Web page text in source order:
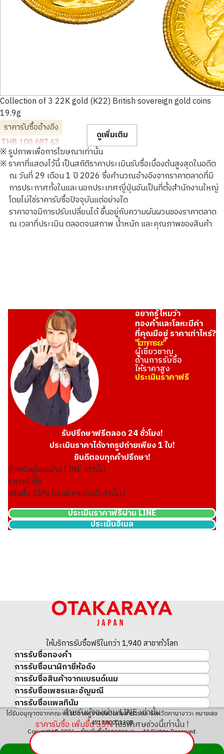
Collection of 3 22K gold (K22) British sovereign gold coins
19.9g
ราคารับซื้ออ้างอิง
THB 100,687.63
ดูเพิ่มเติม
※ รูปภาพเพื่อการโฆษณาเท่านั้น
※ ราคาที่แสดงไว้นี้ เป็นสถิติราคาประเมินรับซื้อเบื้องต้นสูงสุดในอดีต
ณ วันที่ 29 เดือน 1 ปี 2026 ซึ่งคำนวณอ้างอิงจากราคาตลาดที่มี
การประกาศทั้งในและนอกประเทศญี่ปุ่นอันเป็นที่ตั้งสำนักงานใหญ่
โดยไม่ใช่ราคารับซื้อปัจจุบันแต่อย่างใด
ราคาอาจมีการปรับเปลี่ยนได้ ขึ้นอยู่กับความผันผวนของราคาตลาด
ณ เวลาที่ประเมิน ตลอดจนสภาพ น้ำหนัก และคุณภาพของสินค้า
อยากรู้ไหมว่า
ทองคำและโลหะมีค่า
ที่คุณมีอยู่ ราคาเท่าไหร่?
"โอทาคาระยะ"
ผู้เชี่ยวชาญ
ด้านการรับซื้อ
ให้ราคาสูง
ประเมินราคาฟรี
รับปรึกษาฟรีตลอด 24 ชั่วโมง!
ประเมินราคาได้จากรูปถ่ายเพียง 1 ใบ!
ยินดีตอบทุกคำปรึกษา!
สำหรับผู้จองผ่าน LINE เท่านั้น
ราคารับซื้อ
เพิ่มขึ้น35% โปรพิเศษช่วงนี้เท่านั้น !
ประเมินราคาฟรีผ่าน LINE
ประเมินอีเมล
สำหรับผู้จองผ่าน LINE เท่านั้น
ราคารับซื้อ เพิ่มขึ้น35%โปรพิเศษช่วงนี้เท่านั้น !
ให้บริการรับซื้อฟรีในกว่า 1,940 สาขาทั่วโลก
การรับซื้อทองคำ
ทองคำ
ทองคำแท่ง
เหรียญทองคำ/เหรียญเงิน
ประวัติราคาทองคำ 10 ปี
ทองรูปพรรณ
แหวนทอง
สร้อยคอทอง・จี้ทอง
การรับซื้อนาฬิกายี่ห้อดัง
นาฬิกาแบรนด์เนม
Rolex
Patek Philippe
Audemars Piguet
Vacheron Constantin
A. Lange & Söhne
การรับซื้อสินค้าจากแบรนด์เนม
สินค้าแบรนด์เนม
Cartier
LOUIS VUITTON
Hermès
CHANEL
การรับซื้อเพชรและอัญมณี
อัญมณี
เพชร
มรกต
ไพลิน
การรับซื้อแพลทินัม
แพลทินัม
ได้รับอนุญาตจากคณะกรรมการความปลอดภัยสาธารณะ จังหวัดคานางาวะ หมายเลข
451380001308
Copyright© 2026 ร้านรับซื้อโอทาคาระยะ All Rights Reserved.